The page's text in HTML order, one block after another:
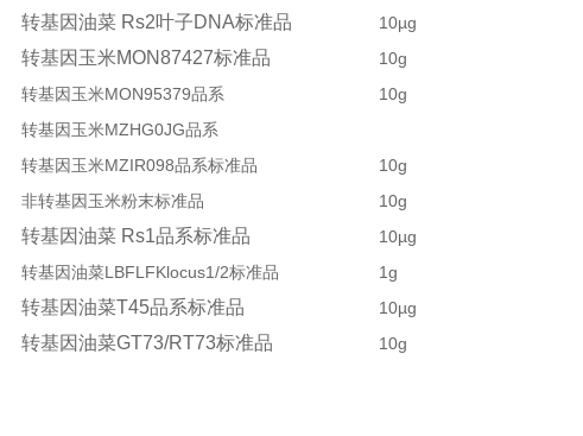
转基因油菜 Rs2叶子DNA标准品
10µg
转基因玉米MON87427标准品
10g
转基因玉米MON95379品系
10g
转基因玉米MZHG0JG品系
转基因玉米MZIR098品系标准品
10g
非转基因玉米粉末标准品
10g
转基因油菜 Rs1品系标准品
10µg
转基因油菜LBFLFKlocus1/2标准品
1g
转基因油菜T45品系标准品
10µg
转基因油菜GT73/RT73标准品 10g